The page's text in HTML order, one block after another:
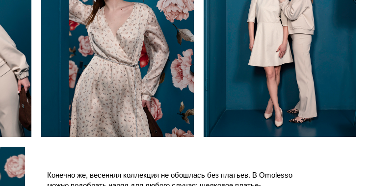
Конечно же, весенняя коллекция не обошлась без платьев. В Omolesso
можно подобрать наряд для любого случая: шелковое платье-
комбинация для вечеринки, трикотажные модели с изюминкой для
работы и летящие романтичные платья в цветочек для свиданий. Упор
сделали на пастельные оттенки, подчеркивающие женственность и
чистоту.
Один из
многослойность и прозрачность – роскошные образы, которые шагнули
из будуаров Марии-Антуанетты в обычную жизнь. Неудивительно, что
девушки так полюбили их, ведь каждой хочется почувствовать себя